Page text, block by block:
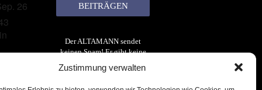
Zustimmung verwalten
26
Der ALTAMANN sendet
keinen Spam! Er gibt keine
Daten an dritte weiter. Erfahre
mehr in unserer
Datenschutzerklärung.